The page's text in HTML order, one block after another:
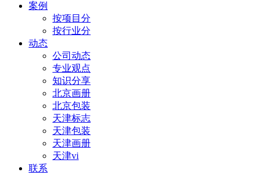
案例
按项目分
按行业分
动态
公司动态
专业观点
知识分享
北京画册
北京包装
天津标志
天津包装
天津画册
天津vi
联系